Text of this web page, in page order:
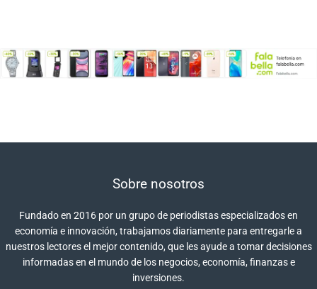
Sobre nosotros
Fundado en 2016 por un grupo de periodistas especializados en
economía e innovación, trabajamos diariamente para entregarle a
nuestros lectores el mejor contenido, que les ayude a tomar decisiones
informadas en el mundo de los negocios, economía, finanzas e
inversiones.